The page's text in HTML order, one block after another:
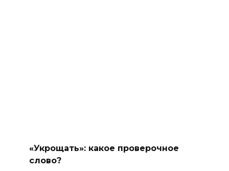
«Укрощать»: какое проверочное
слово?